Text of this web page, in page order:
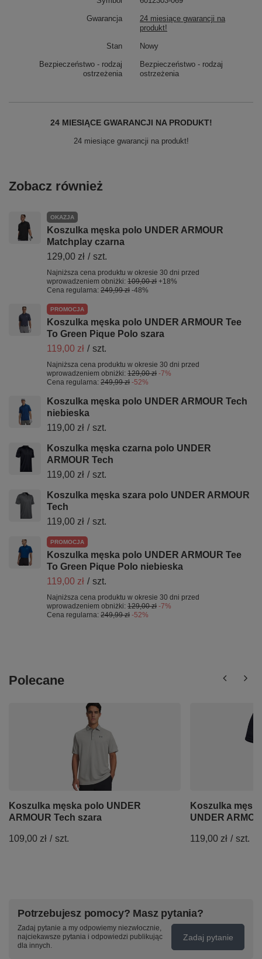
Gwarancja
24 miesiące gwarancji na
produkt!
Stan Nowy
Bezpieczeństwo - rodzaj
ostrzeżenia
Bezpieczeństwo - rodzaj
ostrzeżenia
24 MIESIĄCE GWARANCJI NA PRODUKT!
24 miesiące gwarancji na produkt!
Zobacz również
OKAZJA
Koszulka męska polo UNDER ARMOUR
Matchplay czarna
129,00 zł / szt.
Najniższa cena produktu w okresie 30 dni przed
wprowadzeniem obniżki: 109,00 zł +18%
Cena regularna: 249,99 zł -48%
PROMOCJA
Koszulka męska polo UNDER ARMOUR Tee
To Green Pique Polo szara
119,00 zł / szt.
Najniższa cena produktu w okresie 30 dni przed
wprowadzeniem obniżki: 129,00 zł -7%
Cena regularna: 249,99 zł -52%
Koszulka męska polo UNDER ARMOUR Tech
niebieska
119,00 zł / szt.
Koszulka męska czarna polo UNDER
ARMOUR Tech
119,00 zł / szt.
Koszulka męska szara polo UNDER ARMOUR
Tech
119,00 zł / szt.
PROMOCJA
Koszulka męska polo UNDER ARMOUR Tee
To Green Pique Polo niebieska
119,00 zł / szt.
Najniższa cena produktu w okresie 30 dni przed
wprowadzeniem obniżki: 129,00 zł -7%
Cena regularna: 249,99 zł -52%
Polecane
Koszulka męska polo UNDER
ARMOUR Tech szara
109,00 zł / szt.
Koszulka
UNDER
119,00 zł / szt.
Potrzebujesz pomocy? Masz pytania?
Zadaj pytanie a my odpowiemy niezwłocznie,
najciekawsze pytania i odpowiedzi publikując
dla innych.
Zadaj pytanie